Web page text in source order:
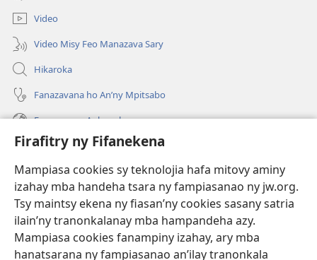
Firafitry ny Fifanekena
Mampiasa cookies sy teknolojia hafa mitovy aminy
izahay mba handeha tsara ny fampiasanao ny jw.org.
Tsy maintsy ekena ny fiasan’ny cookies sasany satria
ilain’ny tranonkalanay mba hampandeha azy.
Mampiasa cookies fanampiny izahay, ary mba
hanatsarana ny fampiasanao an’ilay tranonkala
Video
Video Misy Feo Manazava Sary
Hikaroka
Fanazavana ho An’ny Mpitsabo
Fanazavana Ankapobeny
Fanampiana
Fanomezana
(manokatra
rohy)
FITEHIRIZAM-BOKIN’NY Vavolombelon’i Jehovah
(manokatra
rohy)
JW Hub